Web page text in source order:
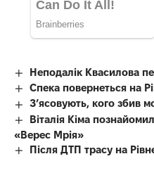
Неподалік Квасилова
Спека повернеться на
З’ясовують, кого збив
Віталія Кіма
«Верес Мрія»
Після ДТП трасу на